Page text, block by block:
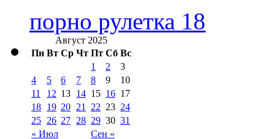
порно рулетка 18
Август 2025
Пн Вт Ср Чт Пт Сб Вс
« Июл Сен »
1 2
3
4
5 6 7 8 9
10
11
12 13 14 15 16 17
18 19 20 21 22 23 24
25 26 27 28 29 30 31